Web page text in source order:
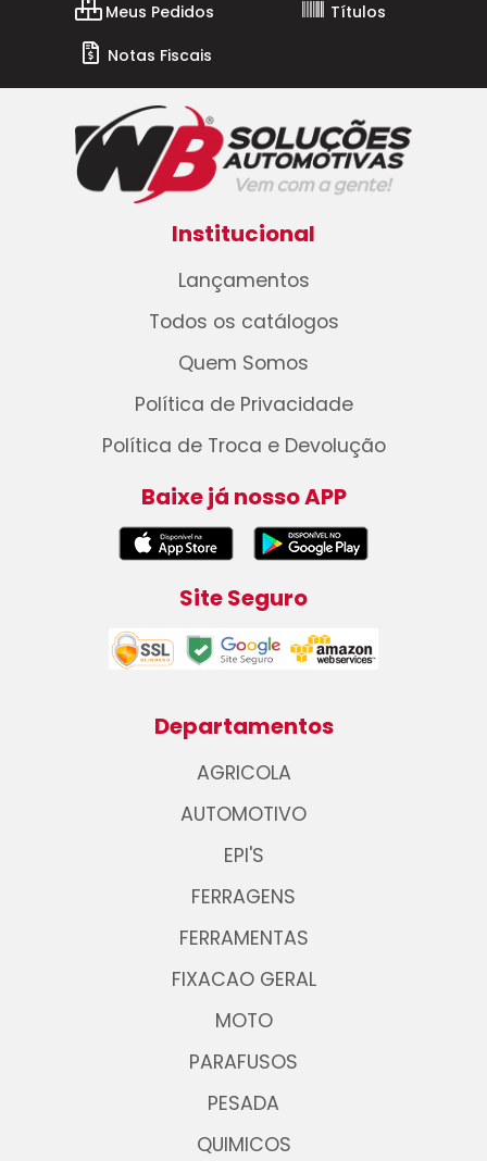
Meus Pedidos
Títulos
Notas Fiscais
Institucional
Lançamentos
Todos os catálogos
Quem Somos
Política de Privacidade
Política de Troca e Devolução
Baixe já nosso APP
Site Seguro
Departamentos
AGRICOLA
AUTOMOTIVO
EPI'S
FERRAGENS
FERRAMENTAS
FIXACAO GERAL
MOTO
PARAFUSOS
PESADA
QUIMICOS